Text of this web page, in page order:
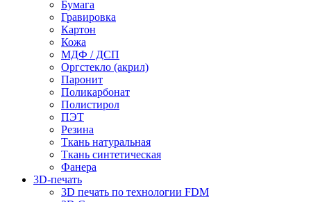
Бумага
Гравировка
Картон
Кожа
МДФ / ДСП
Оргстекло (акрил)
Паронит
Поликарбонат
Полистирол
ПЭТ
Резина
Ткань натуральная
Ткань синтетическая
Фанера
3D-печать
3D печать по технологии FDM